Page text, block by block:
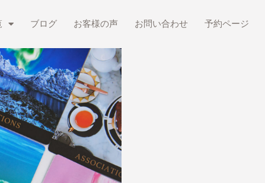
ブログ お客様の声 お問い合わせ 予約ページ